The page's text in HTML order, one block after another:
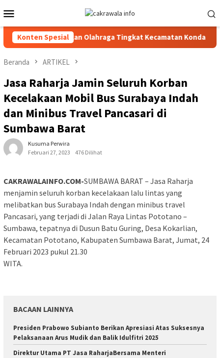
ke
kontenMobile
Konten Spesial
Meeting Pekan Olahraga Tingkat Kecamatan Konda
Beranda ARTIKEL
Jasa Raharja Jamin Seluruh Korban
Kecelakaan Mobil Bus Surabaya Indah
dan Minibus Travel Pancasari di
Sumbawa Barat
Kusuma Perwira
Februari 27, 2023
476 Dilihat
CAKRAWALAINFO.COM-SUMBAWA BARAT – Jasa Raharja
menjamin seluruh korban kecelakaan lalu lintas yang
melibatkan bus Surabaya Indah dengan minibus travel
Pancasari, yang terjadi di Jalan Raya Lintas Pototano –
Sumbawa, tepatnya di Dusun Batu Guring, Desa Kokarlian,
Kecamatan Pototano, Kabupaten Sumbawa Barat, Jumat, 24
Februari 2023 pukul 21.30
WITA.
BACAAN LAINNYA
Presiden Prabowo Subianto Berikan Apresiasi Atas Suksesnya
Pelaksanaan Arus Mudik dan Balik Idulfitri 2025
Direktur Utama PT Jasa RaharjaBersama Menteri